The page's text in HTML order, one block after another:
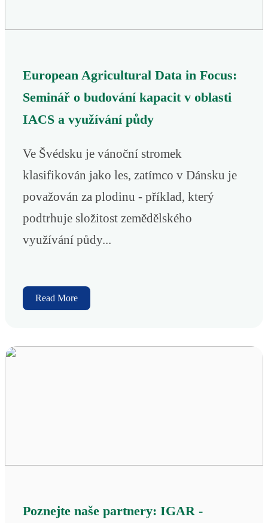
European Agricultural Data in Focus:
Seminář o budování kapacit v oblasti
IACS a využívání půdy
Ve Švédsku je vánoční stromek
klasifikován jako les, zatímco v Dánsku je
považován za plodinu - příklad, který
podtrhuje složitost zemědělského
využívání půdy...
Read More
Poznejte naše partnery: IGAR -